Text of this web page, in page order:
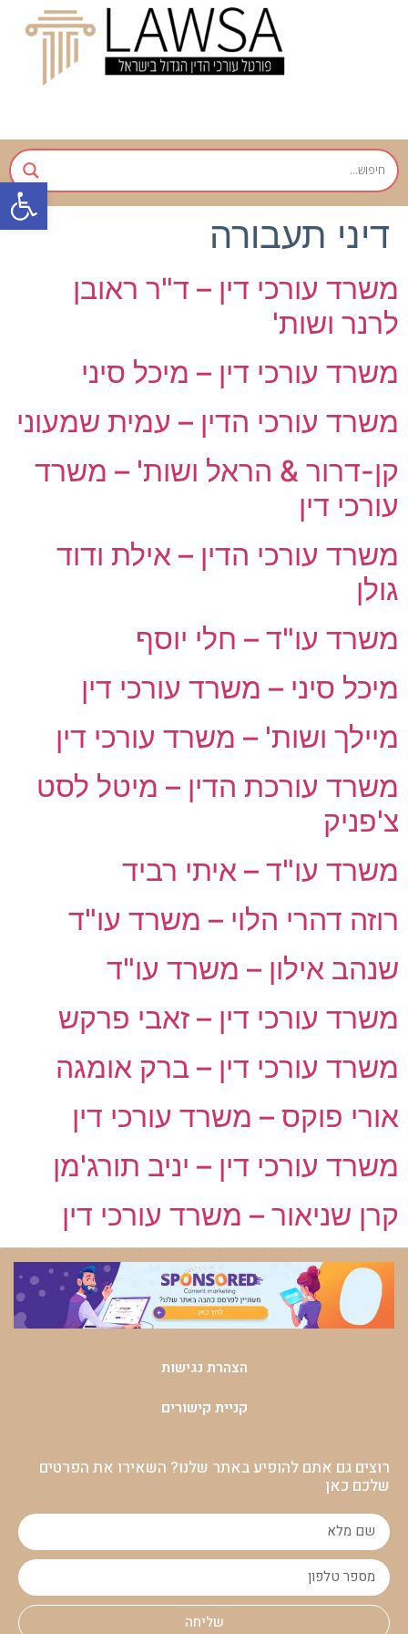
דיני תעבורה
משרד עורכי דין – ד"ר ראובן
לרנר ושות'
משרד עורכי דין – מיכל סיני
משרד עורכי הדין – עמית שמעוני
קן-דרור & הראל ושות' – משרד
עורכי דין
משרד עורכי הדין – אילת ודוד
גולן
משרד עו"ד – חלי יוסף
מיכל סיני – משרד עורכי דין
מיילך ושות' – משרד עורכי דין
משרד עורכת הדין – מיטל לסט
צ'פניק
משרד עו"ד – איתי רביד
רוזה דהרי הלוי – משרד עו"ד
שנהב אילון – משרד עו"ד
משרד עורכי דין – זאבי פרקש
משרד עורכי דין – ברק אומגה
אורי פוקס – משרד עורכי דין
משרד עורכי דין – יניב תורג'מן
קרן שניאור – משרד עורכי דין
הצהרת נגישות
קניית קישורים
רוצים גם אתם להופיע באתר שלנו? השאירו את הפרטים
שלכם כאן
שליחה